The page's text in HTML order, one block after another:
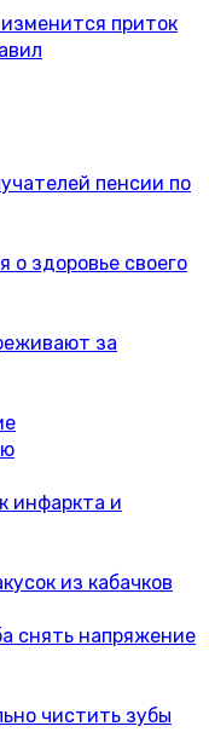
приток
пенсии по
о здоровье своего
за
инфаркта и
из кабачков
снять напряжение
чистить зубы